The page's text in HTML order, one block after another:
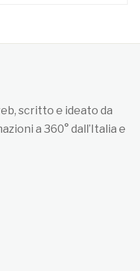
scritto e ideato da
a 360° dall’Italia e